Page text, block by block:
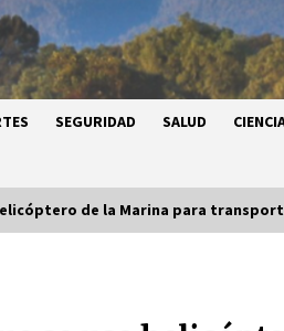
SEGURIDAD SALUD
de la Marina para